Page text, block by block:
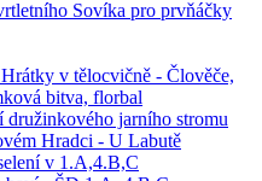
Sovíka pro prvňáčky
v tělocvičně - Člověče,
bitva, florbal
družinkového jarního stromu
Hradci - U Labutě
v 1.A,4.B,C